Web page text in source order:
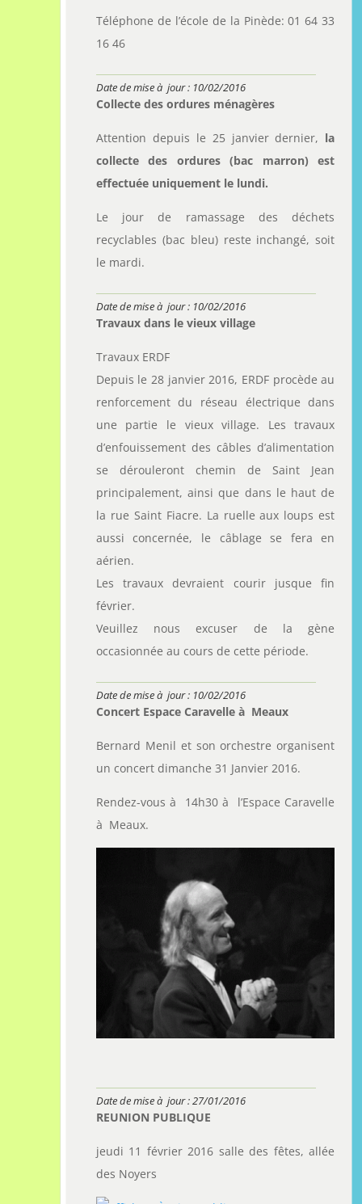
Téléphone de l’école de la Pinède: 01 64 33
16 46
Date de mise à jour : 10/02/2016
Collecte des ordures ménagères
Attention depuis le 25 janvier dernier, la
collecte des ordures (bac marron) est
effectuée uniquement le lundi.
Le jour de ramassage des déchets
recyclables (bac bleu) reste inchangé, soit
le mardi.
Date de mise à jour : 10/02/2016
Travaux dans le vieux village
Travaux ERDF
Depuis le 28 janvier 2016, ERDF procède au
renforcement du réseau électrique dans
une partie le vieux village. Les travaux
d’enfouissement des câbles d’alimentation
se dérouleront chemin de Saint Jean
principalement, ainsi que dans le haut de
la rue Saint Fiacre. La ruelle aux loups est
aussi concernée, le câblage se fera en
aérien.
Les travaux devraient courir jusque fin
février.
Veuillez nous excuser de la gène
occasionnée au cours de cette période.
Date de mise à jour : 10/02/2016
Concert Espace Caravelle à Meaux
Bernard Menil et son orchestre organisent
un concert dimanche 31 Janvier 2016.
Rendez-vous à 14h30 à l’Espace Caravelle
à Meaux.
Date de mise à jour : 27/01/2016
REUNION PUBLIQUE
jeudi 11 février 2016 salle des fêtes, allée
des Noyers